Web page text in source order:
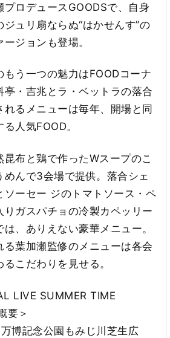
ロデュースGOODSで、自身
ュリ扇ならぬ“はかせんす”の
ジョンも登場。
う一つの魅力はFOODコーナ
亭・吉兆とラ・ベットラの落合
れるメニューは毎年、開場と同
人気FOOD。
布と鶏で作ったWスープのこ
めんで3会場で提供。落合シェ
ソーセー ジのトマトソース・ペ
りガスパチョの冷製カペッリー
、ありえない豪華メニュー。
る葉加瀬監修のメニューは各会
こだわりを見せる。
LIVE SUMMER TIME
要＞
博記念公園もみじ川芝生広